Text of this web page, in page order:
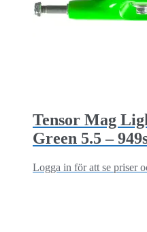
Tensor Mag
Green 5.5 –
Logga in för att se priser